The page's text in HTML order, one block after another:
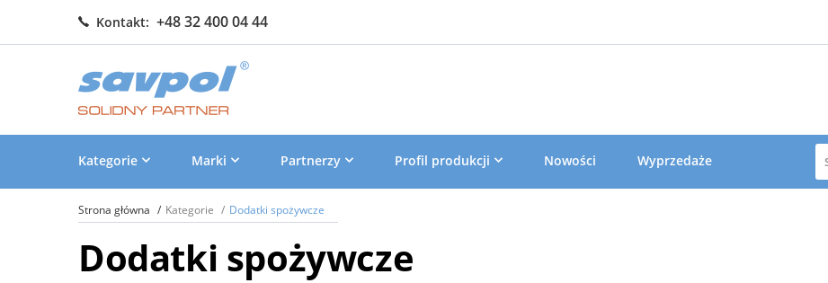
Kontakt: +48 32 400 04 44
Kategorie Marki Partnerzy Profil produkcji Nowości Wyprzedaże
Strona główna Kategorie Dodatki spożywcze
Dodatki spożywcze